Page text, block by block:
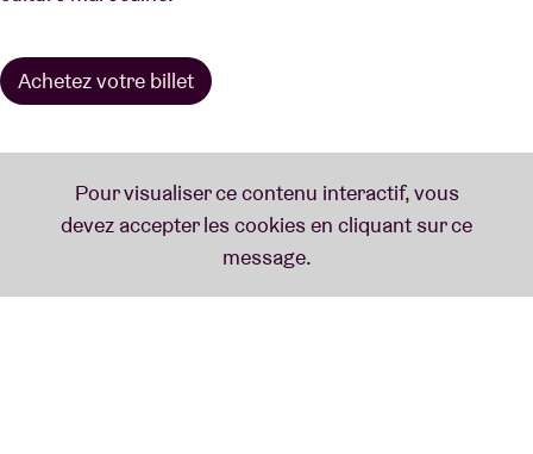
Achetez votre billet